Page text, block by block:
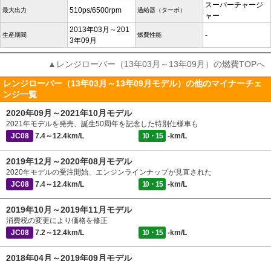
最大出力 510ps/6500rpm 過給器（ターボ）
スーパーチャージ
ャー
生産期間
2013年03月～201
3年09月
燃費性能 -
▲レンジローバー（13年03月～13年09月）の燃費TOPへ
レンジローバー（13年03月～13年09月モデル）の他のマイナーチェ
ンジ一覧
2020年09月～2021年10月モデル
2021年モデルを発売、誕生50周年を記念した特別仕様車も
JC08
7.4～12.4km/L 10・15 -km/L
2019年12月～2020年08月モデル
2020年モデルの受注開始、エンジンラインナップが見直された
JC08
7.4～12.4km/L 10・15 -km/L
2019年10月～2019年11月モデル
消費税の変更により価格を修正
JC08
7.2～12.4km/L 10・15 -km/L
2018年04月～2019年09月モデル